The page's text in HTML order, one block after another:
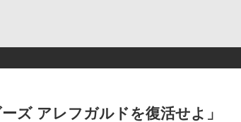
ズ アレフガルドを復活せよ」